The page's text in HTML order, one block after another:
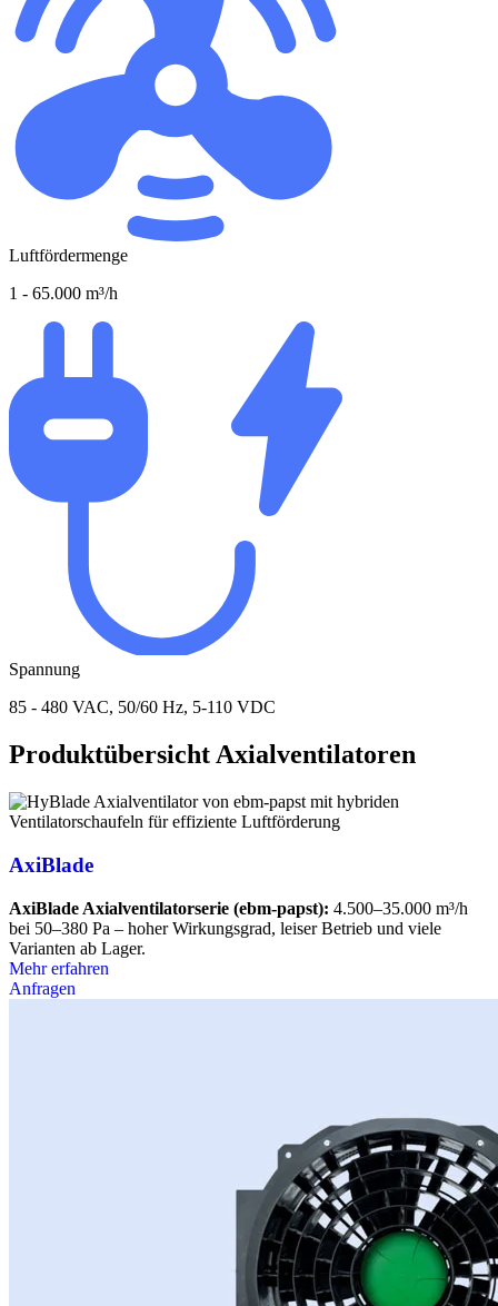
Luftfördermenge
1 - 65.000 m³/h
Spannung
85 - 480 VAC, 50/60 Hz, 5-110 VDC
Produktübersicht Axialventilatoren
AxiBlade
AxiBlade Axialventilatorserie (ebm-papst): 4.500–35.000 m³/h
bei 50–380 Pa – hoher Wirkungsgrad, leiser Betrieb und viele
Varianten ab Lager.
Mehr erfahren
Anfragen